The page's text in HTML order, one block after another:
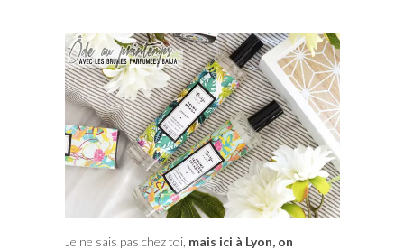
Je ne sais pas chez toi, mais ici à Lyon, on